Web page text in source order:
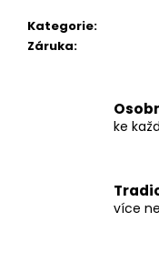
Kategorie:
Záruka:
ke
více